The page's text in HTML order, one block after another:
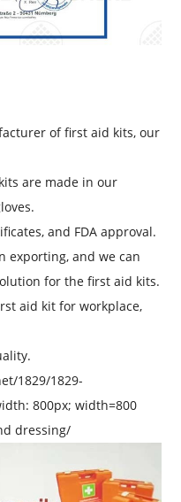
of first aid kits, our
are made in our
and FDA approval.
exporting, and we can
for the first aid kits.
aid kit for workplace,
1829/1829-
800px; width=800
dressing/